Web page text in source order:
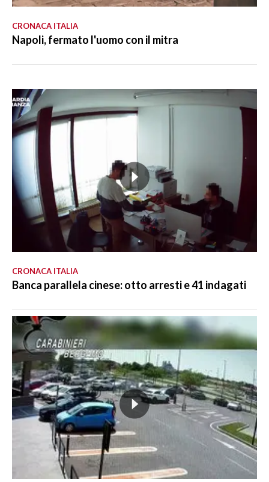
CRONACA ITALIA
Napoli, fermato l'uomo con il mitra
CRONACA ITALIA
Banca parallela cinese: otto arresti e 41 indagati